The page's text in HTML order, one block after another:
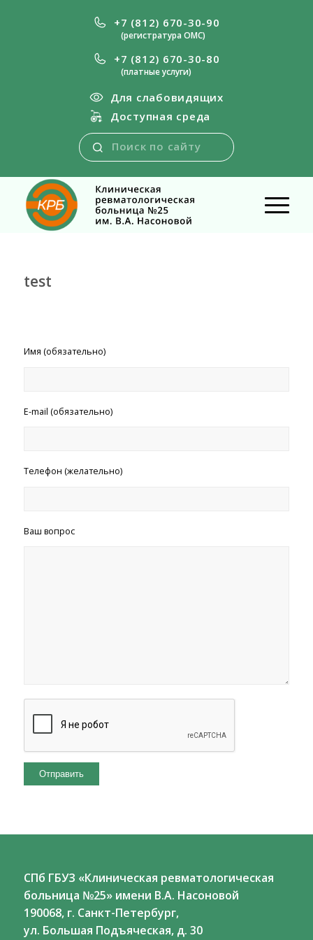
+7 (812) 670-30-90
(регистратура ОМС)
+7 (812) 670-30-80
(платные услуги)
Для слабовидящих
Доступная среда
test
Имя (обязательно)
E-mail (обязательно)
Телефон (желательно)
Ваш вопрос
СПб ГБУЗ «Клиническая ревматологическая
больница №25» имени В.А. Насоновой
190068, г. Санкт-Петербург,
ул. Большая Подъяческая, д. 30